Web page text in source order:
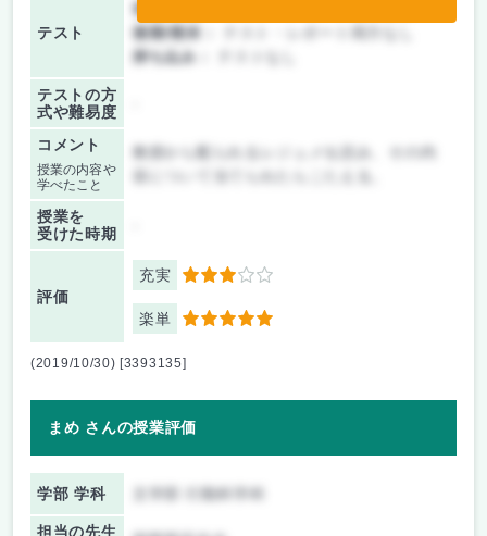
テスト
前期/中間：
後期/期末：
持ち込み：
テストの方
式や難易度
コメント
授業の内容や
学べたこと
授業を
受けた時期
評価
充実 3
楽単 5
(2019/10/30) [3393135]
まめ さんの授業評価
学部 学科
担当の先生